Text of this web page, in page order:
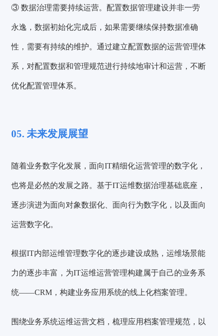
③ 数据治理需要持续运营。 配置数据管理建设并非一劳
永逸，数据初始化完成后，如果需要继续保持数据准确
性，需要有持续的维护。通过建立配置数据的运营管理体
系，对配置数据和管理规范进行持续地审计和运营，不断
优化配置管理体系。
05. 未来发展展望
随着业务数字化发展，面向IT精细化运营管理的数字化，
也将是必然的发展之路。基于IT运维数据治理基础底座，
逐步演进为面向对象数据化、面向行为数字化，以及面向
运营数字化。
根据IT内部运维管理数字化的逐步建设成熟，运维场景能
力的逐步丰富，为IT运维运营管理构建属于自己的业务系
统——CRM，构建业务应用系统的线上化档案管理。
围绕业务系统运维运营文档，梳理应用档案管理规范，以